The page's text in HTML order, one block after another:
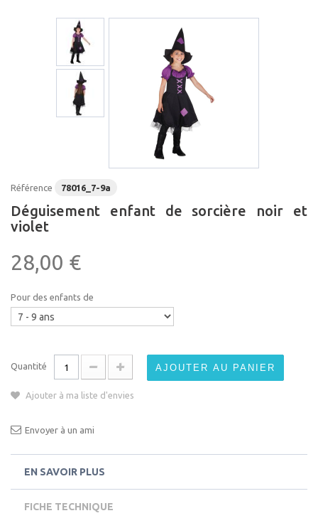
Référence 78016_7-9a
Déguisement enfant de sorcière noir et
violet
28,00 €
Pour des enfants de
Quantité AJOUTER AU PANIER
Ajouter à ma liste d'envies
Envoyer à un ami
EN SAVOIR PLUS
FICHE TECHNIQUE